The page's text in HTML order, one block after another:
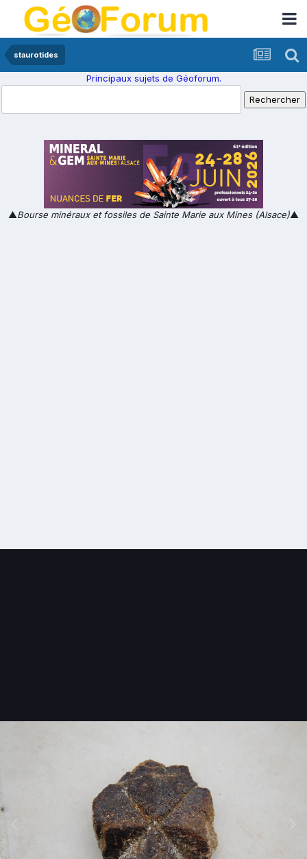
staurotides
Principaux sujets de Géoforum.
▲Bourse minéraux et fossiles de Sainte Marie aux Mines (Alsace)▲